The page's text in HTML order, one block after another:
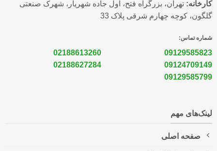
کارخانه:تهران، بزرگراه فتح، اول جاده شهریار، شهرک صنعتی
گلگون، کوچه چهارم شرقی پلاک 33
شماره تماس:
09129585823
09124709149
09129585799
02188613260
02188627284
لینک‌های مهم
صفحه اصلی